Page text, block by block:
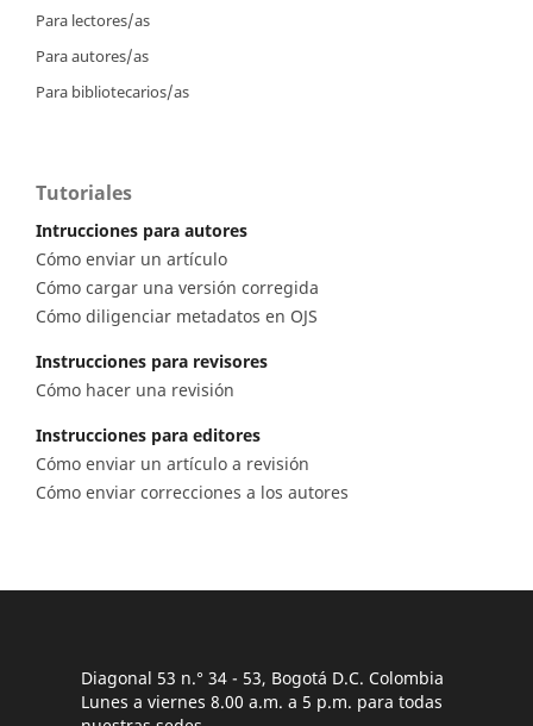
Para lectores/as
Para autores/as
Para bibliotecarios/as
Tutoriales
Intrucciones para autores
Cómo enviar un artículo
Cómo cargar una versión corregida
Cómo diligenciar metadatos en OJS
Instrucciones para revisores
Cómo hacer una revisión
Instrucciones para editores
Cómo enviar un artículo a revisión
Cómo enviar correcciones a los autores
Diagonal 53 n.° 34 - 53, Bogotá D.C. Colombia
Lunes a viernes 8.00 a.m. a 5 p.m. para todas